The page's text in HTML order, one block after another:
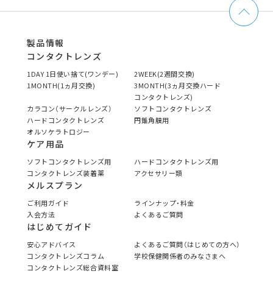
製品情報
コンタクトレンズ
1DAY 1日使い捨て(ワンデー)
2WEEK(2週間交換)
1MONTH(1ヵ月交換)
3MONTH(3ヵ月交換ハード
コンタクトレンズ)
カラコン（サークルレンズ）
ソフトコンタクトレンズ
ハードコンタクトレンズ
円錐角膜用
オルソケラトロジー
ケア用品
ソフトコンタクトレンズ用
ハードコンタクトレンズ用
コンタクトレンズ装着薬
アクセサリー類
メルスプラン
ご利用ガイド
ラインナップ・料金
入会方法
よくあるご質問
はじめてガイド
安心アドバイス
よくあるご質問（はじめての方へ）
コンタクトレンズコラム
学校保健関係者のみなさまへ
コンタクトレンズ総合資料室